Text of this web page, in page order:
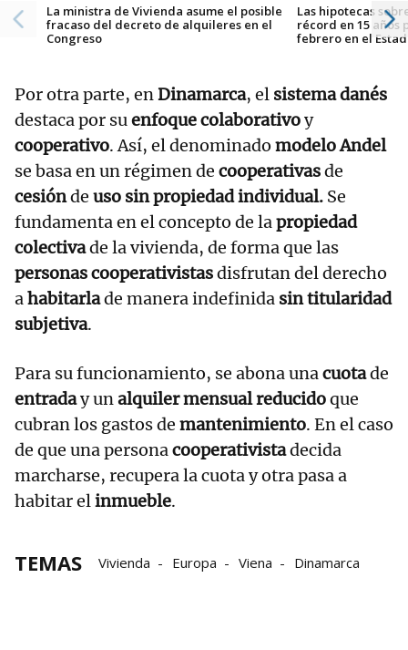
La ministra de Vivienda asume el posible
fracaso del decreto de alquileres en el
Congreso
Las hipotecas
récord en 15 años
febrero en el
Por otra parte, enDinamarca, el sistema danés
destaca por suenfoque colaborativoy
cooperativo. Así, el denominado modelo Andel
se basa en un régimen de cooperativasde
cesiónde uso sin propiedad individual. Se
fundamenta en el concepto de lapropiedad
colectivade la vivienda, de forma que las
personas cooperativistasdisfrutan del derecho
ahabitarlade manera indefinida sin titularidad
subjetiva.
Para su funcionamiento, se abona unacuotade
entraday unalquiler mensual reducidoque
cubran los gastos de mantenimiento. En el caso
de que una personacooperativistadecida
marcharse, recupera la cuota y otra pasa a
habitar elinmueble.
TEMAS Vivienda Europa Viena Dinamarca